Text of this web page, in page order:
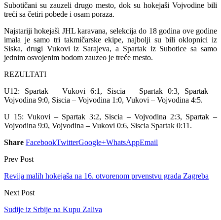
Subotičani su zauzeli drugo mesto, dok su hokejaši Vojvodine bili
treći sa četiri pobede i osam poraza.
Najstariji hokejaši JHL karavana, selekcija do 18 godina ove godine
imala je samo tri takmičarske ekipe, najbolji su bili oklopnici iz
Siska, drugi Vukovi iz Sarajeva, a Spartak iz Subotice sa samo
jednim osvojenim bodom zauzeo je treće mesto.
REZULTATI
U12: Spartak – Vukovi 6:1, Siscia – Spartak 0:3, Spartak –
Vojvodina 9:0, Siscia – Vojvodina 1:0, Vukovi – Vojvodina 4:5.
U 15: Vukovi – Spartak 3:2, Siscia – Vojvodina 2:3, Spartak –
Vojvodina 9:0, Vojvodina – Vukovi 0:6, Siscia Spartak 0:11.
Share FacebookTwitterGoogle+WhatsAppEmail
Prev Post
Revija malih hokejaša na 16. otvorenom prvenstvu grada Zagreba
Next Post
Sudije iz Srbije na Kupu Zaliva